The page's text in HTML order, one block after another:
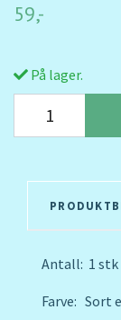
59,-
På lager.
Antall: 1 stk
Farve: Sort